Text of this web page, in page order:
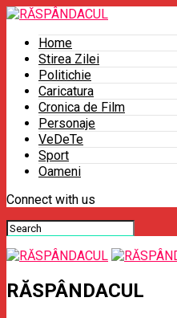
Home
Stirea Zilei
Politichie
Caricatura
Cronica de Film
Personaje
VeDeTe
Sport
Oameni
Connect with us
RĂSPÂNDACUL